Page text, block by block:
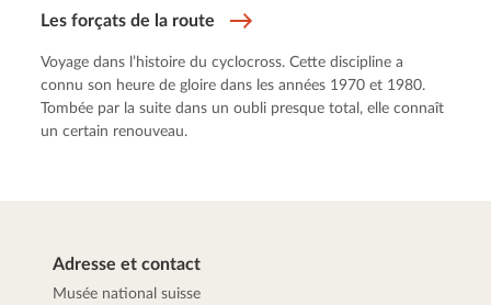
Les forçats de la route
Voyage dans l’histoire du cyclocross. Cette discipline a
connu son heure de gloire dans les années 1970 et 1980.
Tombée par la suite dans un oubli presque total, elle connaît
un certain renouveau.
Adresse et contact
Musée national suisse